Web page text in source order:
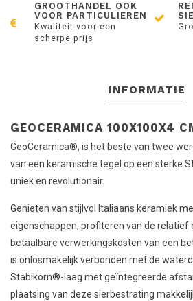
GROOTHANDEL OOK
VOOR PARTICULIEREN
Kwaliteit voor een
scherpe prijs
INFORMATIE
GEOCERAMICA 100X100X4
GeoCeramica®, is het beste van twee
van een keramische tegel op een sterke
uniek en revolutionair.
Genieten van stijlvol Italiaans keramiek
eigenschappen, profiteren van de relatief
betaalbare verwerkingskosten van een
is onlosmakelijk verbonden met de
Stabikorn®-laag met geïntegreerde
plaatsing van deze sierbestrating